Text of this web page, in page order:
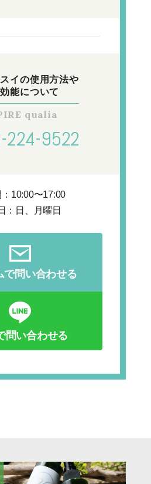
イの使用方法や
能について
224-9522
：10:00〜17:00
：日、月曜日
で問い合わせる
問い合わせる